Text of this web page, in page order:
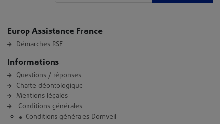
Europ Assistance France
Démarches RSE
Informations
Questions / réponses
Charte déontologique
Mentions légales
Conditions générales
Conditions générales Domveil